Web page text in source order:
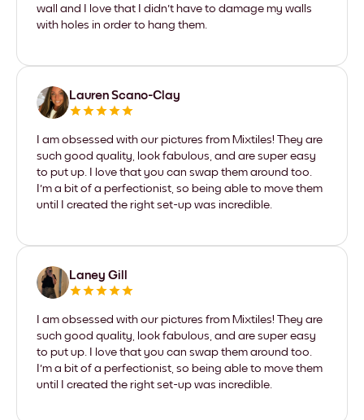
wall and I love that I didn't have to damage my walls
with holes in order to hang them.
Lauren Scano-Clay
I am obsessed with our pictures from Mixtiles! They are
such good quality, look fabulous, and are super easy
to put up. I love that you can swap them around too.
I'm a bit of a perfectionist, so being able to move them
until I created the right set-up was incredible.
Laney Gill
I am obsessed with our pictures from Mixtiles! They are
such good quality, look fabulous, and are super easy
to put up. I love that you can swap them around too.
I'm a bit of a perfectionist, so being able to move them
until I created the right set-up was incredible.